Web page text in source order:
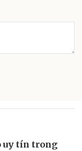
uy tín trong